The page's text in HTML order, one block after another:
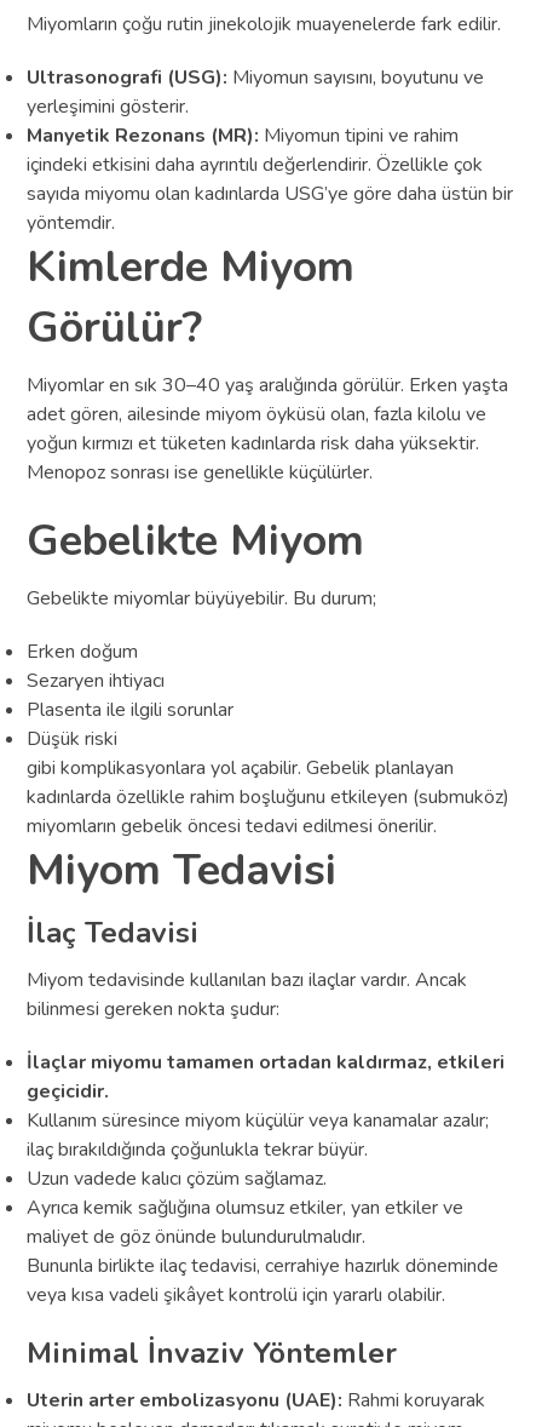
Miyomların çoğu rutin jinekolojik muayenelerde fark edilir.
Ultrasonografi (USG): Miyomun sayısını, boyutunu ve
yerleşimini gösterir.
Manyetik Rezonans (MR): Miyomun tipini ve rahim
içindeki etkisini daha ayrıntılı değerlendirir. Özellikle çok
sayıda miyomu olan kadınlarda USG’ye göre daha üstün bir
yöntemdir.
Kimlerde Miyom
Görülür?
Miyomlar en sık 30–40 yaş aralığında görülür. Erken yaşta
adet gören, ailesinde miyom öyküsü olan, fazla kilolu ve
yoğun kırmızı et tüketen kadınlarda risk daha yüksektir.
Menopoz sonrası ise genellikle küçülürler.
Gebelikte Miyom
Gebelikte miyomlar büyüyebilir. Bu durum;
Erken doğum
Sezaryen ihtiyacı
Plasenta ile ilgili sorunlar
Düşük riski
gibi komplikasyonlara yol açabilir. Gebelik planlayan
kadınlarda özellikle rahim boşluğunu etkileyen (submuköz)
miyomların gebelik öncesi tedavi edilmesi önerilir.
Miyom Tedavisi
İlaç Tedavisi
Miyom tedavisinde kullanılan bazı ilaçlar vardır. Ancak
bilinmesi gereken nokta şudur:
İlaçlar miyomu tamamen ortadan kaldırmaz, etkileri
geçicidir.
Kullanım süresince miyom küçülür veya kanamalar azalır;
ilaç bırakıldığında çoğunlukla tekrar büyür.
Uzun vadede kalıcı çözüm sağlamaz.
Ayrıca kemik sağlığına olumsuz etkiler, yan etkiler ve
maliyet de göz önünde bulundurulmalıdır.
Bununla birlikte ilaç tedavisi, cerrahiye hazırlık döneminde
veya kısa vadeli şikâyet kontrolü için yararlı olabilir.
Minimal İnvaziv Yöntemler
Uterin arter embolizasyonu (UAE): Rahmi koruyarak